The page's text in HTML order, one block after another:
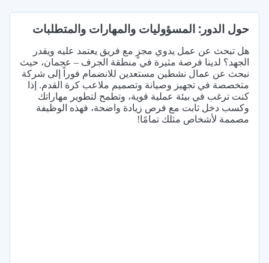
حول الدور: المسؤوليات والمهارات والمتطلبات
هل تبحث عن عمل يدوي مجزٍ مع فريق يعتمد عليه ويقدر
الجهد؟ لدينا فرصة مثيرة في منطقة الجرف – عجمان، حيث
نبحث عن عمال نشطين مستعدين للانضمام فوراً إلى شركة
متخصصة في تجهيز وصيانة وتصميم ملاعب كرة القدم. إذا
كنت ترغب في بيئة عملية قوية، وتطمح لتطوير مهاراتك
وكسب دخل ثابت مع فرص زيادة واضحة، فهذه الوظيفة
مصممة لأشخاص مثلك تمامًا!